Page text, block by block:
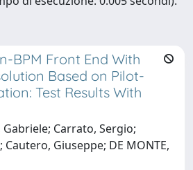
BPM Front End With
Based on Pilot-
Test Results With
Carrato, Sergio;
Cautero, Giuseppe; DE MONTE,